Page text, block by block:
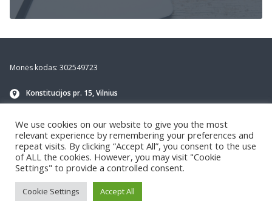
Footer
Monės kodas: 302549723
Konstitucijos pr. 15, Vilnius
+370 614 35 522
(Techninė pagalba)
We use cookies on our website to give you the most
relevant experience by remembering your preferences and
repeat visits. By clicking “Accept All”, you consent to the use
of ALL the cookies. However, you may visit "Cookie
Settings" to provide a controlled consent.
Cookie Settings Accept All